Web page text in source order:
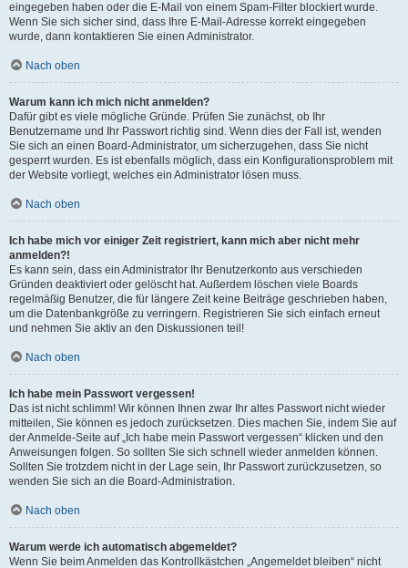
eingegeben haben oder die E-Mail von einem Spam-Filter blockiert wurde.
Wenn Sie sich sicher sind, dass Ihre E-Mail-Adresse korrekt eingegeben
wurde, dann kontaktieren Sie einen Administrator.
Nach oben
Warum kann ich mich nicht anmelden?
Dafür gibt es viele mögliche Gründe. Prüfen Sie zunächst, ob Ihr
Benutzername und Ihr Passwort richtig sind. Wenn dies der Fall ist, wenden
Sie sich an einen Board-Administrator, um sicherzugehen, dass Sie nicht
gesperrt wurden. Es ist ebenfalls möglich, dass ein Konfigurationsproblem mit
der Website vorliegt, welches ein Administrator lösen muss.
Nach oben
Ich habe mich vor einiger Zeit registriert, kann mich aber nicht mehr
anmelden?!
Es kann sein, dass ein Administrator Ihr Benutzerkonto aus verschieden
Gründen deaktiviert oder gelöscht hat. Außerdem löschen viele Boards
regelmäßig Benutzer, die für längere Zeit keine Beiträge geschrieben haben,
um die Datenbankgröße zu verringern. Registrieren Sie sich einfach erneut
und nehmen Sie aktiv an den Diskussionen teil!
Nach oben
Ich habe mein Passwort vergessen!
Das ist nicht schlimm! Wir können Ihnen zwar Ihr altes Passwort nicht wieder
mitteilen, Sie können es jedoch zurücksetzen. Dies machen Sie, indem Sie auf
der Anmelde-Seite auf „Ich habe mein Passwort vergessen“ klicken und den
Anweisungen folgen. So sollten Sie sich schnell wieder anmelden können.
Sollten Sie trotzdem nicht in der Lage sein, Ihr Passwort zurückzusetzen, so
wenden Sie sich an die Board-Administration.
Nach oben
Warum werde ich automatisch abgemeldet?
Wenn Sie beim Anmelden das Kontrollkästchen „Angemeldet bleiben“ nicht